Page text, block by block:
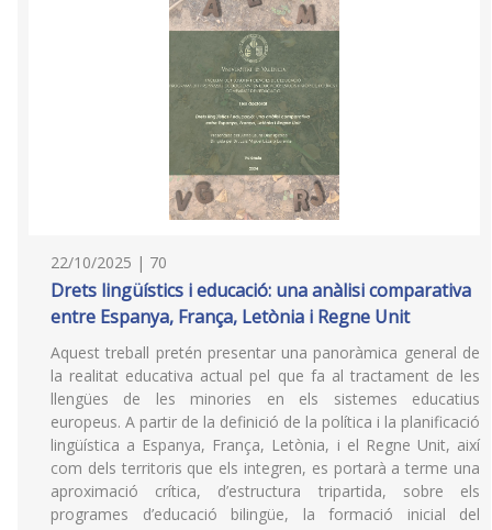
22/10/2025 | 70
Drets lingüístics i educació: una anàlisi comparativa
entre Espanya, França, Letònia i Regne Unit
Aquest treball pretén presentar una panoràmica general de
la realitat educativa actual pel que fa al tractament de les
llengües de les minories en els sistemes educatius
europeus. A partir de la definició de la política i la planificació
lingüística a Espanya, França, Letònia, i el Regne Unit, així
com dels territoris que els integren, es portarà a terme una
aproximació crítica, d’estructura tripartida, sobre els
programes d’educació bilingüe, la formació inicial del